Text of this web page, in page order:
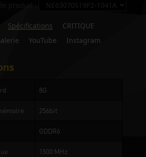
Spécifications
CRITIQUE
YouTube Instagram
8G
256bit
GDDR6
1500 MHz